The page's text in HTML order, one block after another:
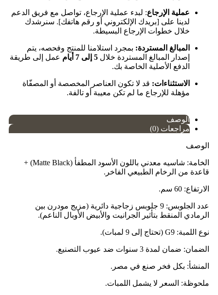
عملية الإرجاع: لبدء عملية الإرجاع، تواصل مع فريق الدعم
لدينا على [بريدك الإلكتروني أو رقم هاتفك]. سنرشدك
خلال خطوات الإرجاع البسيطة.
المبالغ المستردة: بمجرد استلامنا للمنتج وفحصه، يتم
إصدار المبالغ المستردة خلال 5 إلى 7 أيام
عمل إلى طريقة
الدفع الأصلية الخاصة بك.
الاستثناءات: قد لا تكون العناصر المخصصة أو المصفّاة
مؤهلة للإرجاع ما لم تكن معيبة أو تالفة.
الوصف
مراجعات (0)
الوصف
الخامة: شاسيه معدني باللون الأسود المطفأ (Matte Black) +
قاعدة من الرخام الطبيعي الفاخر.
الارتفاع: 60 سم.
عدد الجلوبس: 9 جلوبس زجاجية دائرية (مزيج مودرن بين
الرمادي المنقط بتأثير الجرانيت والأبيض الأوبال الناعم).
نوع اللمبة: G9 (تحتاج إلى 9 لمبات).
الضمان: ضمان لمدة 3 سنوات ضد عيوب التصنيع.
المنشأ: بكل فخر صنع في مصر.
ملحوظة: السعر لا يشمل اللمبات.